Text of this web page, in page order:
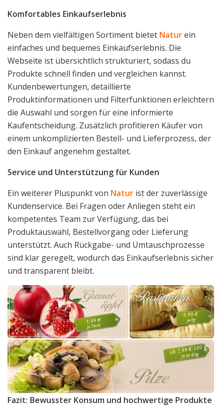
Komfortables Einkaufserlebnis
Neben dem vielfältigen Sortiment bietet Naturein
einfaches und bequemes Einkaufserlebnis. Die
Webseite ist übersichtlich strukturiert, sodass du
Produkte schnell finden und vergleichen kannst.
Kundenbewertungen, detaillierte
Produktinformationen und Filterfunktionen erleichtern
die Auswahl und sorgen für eine informierte
Kaufentscheidung. Zusätzlich profitieren Käufer von
einem unkomplizierten Bestell- und Lieferprozess, der
den Einkauf angenehm gestaltet.
Service und Unterstützung für Kunden
Ein weiterer Pluspunkt von Natur ist der zuverlässige
Kundenservice. Bei Fragen oder Anliegen steht ein
kompetentes Team zur Verfügung, das bei
Produktauswahl, Bestellvorgang oder Lieferung
unterstützt. Auch Rückgabe- und Umtauschprozesse
sind klar geregelt, wodurch das Einkaufserlebnis sicher
und transparent bleibt.
Fazit: Bewusster Konsum und hochwertige Produkte